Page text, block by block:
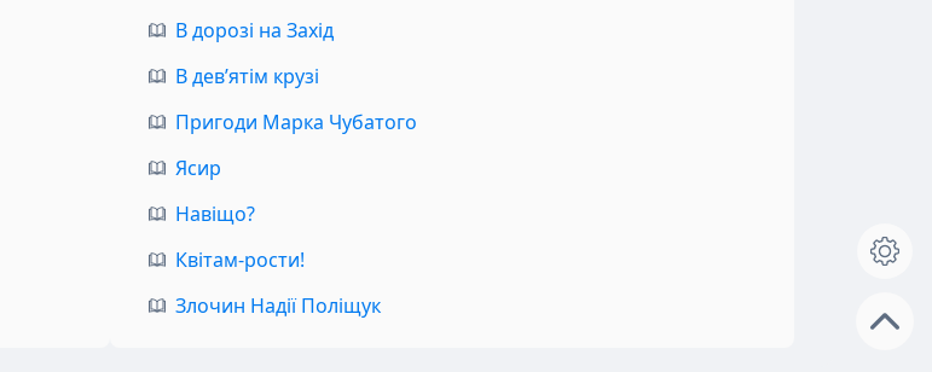
В дорозі на Захід
В дев’ятім крузі
Пригоди Марка Чубатого
Ясир
Навіщо?
Квітам-рости!
Злочин Надії Поліщук